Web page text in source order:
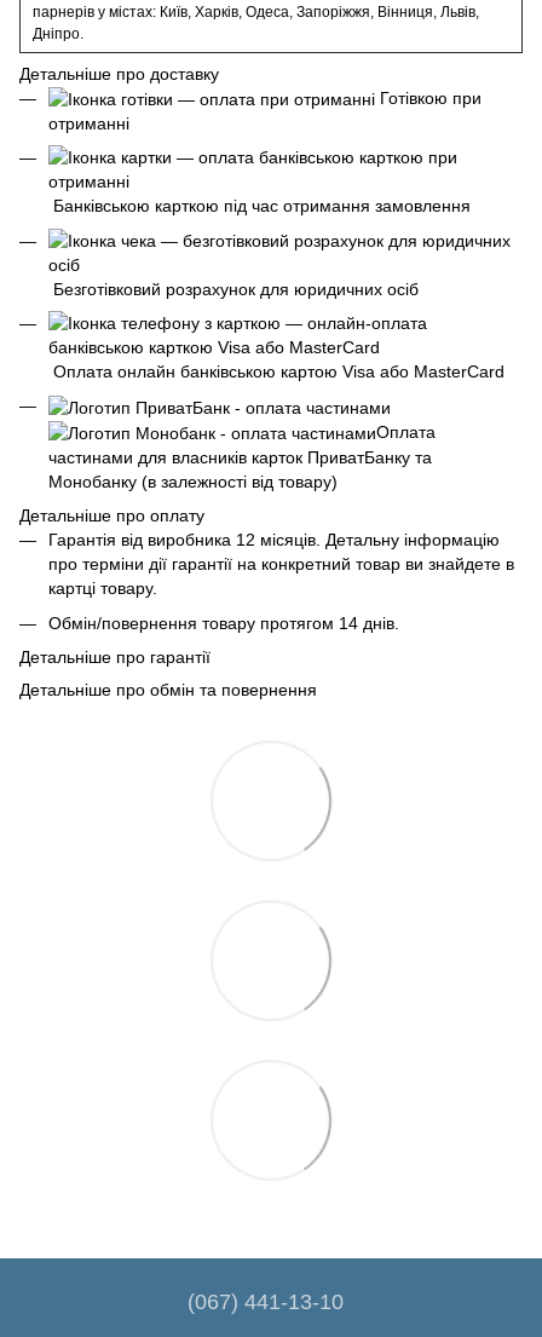
парнерів у містах: Київ, Харків, Одеса, Запоріжжя, Вінниця, Львів,
Дніпро.
Детальніше про доставку
Готівкою при
отриманні
Банківською карткою під час отримання замовлення
Безготівковий розрахунок для юридичних осіб
Оплата онлайн банківською картою Visa або MasterCard
Оплата
частинами для власників карток ПриватБанку та
Монобанку (в залежності від товару)
Детальніше про оплату
Гарантія від виробника 12 місяців. Детальну інформацію
про терміни дії гарантії на конкретний товар ви знайдете в
картці товару.
Обмін/повернення товару протягом 14 днів.
Детальніше про гарантії
Детальніше про обмін та повернення
(067) 441-13-10